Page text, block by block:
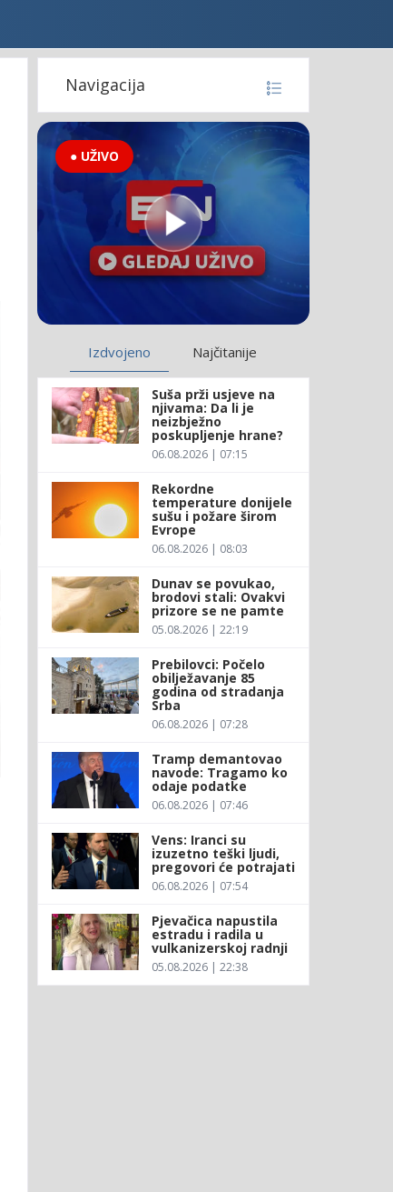
Navigacija
● UŽIVO
Izdvojeno Najčitanije
Suša prži usjeve na
njivama: Da li je
neizbježno
poskupljenje hrane?
06.08.2026 | 07:15
Rekordne
temperature donijele
sušu i požare širom
Evrope
06.08.2026 | 08:03
Dunav se povukao,
brodovi stali: Ovakvi
prizore se ne pamte
05.08.2026 | 22:19
Prebilovci: Počelo
obilježavanje 85
godina od stradanja
Srba
06.08.2026 | 07:28
Tramp demantovao
navode: Tragamo ko
odaje podatke
06.08.2026 | 07:46
Vens: Iranci su
izuzetno teški ljudi,
pregovori će potrajati
06.08.2026 | 07:54
Pjevačica napustila
estradu i radila u
vulkanizerskoj radnji
05.08.2026 | 22:38